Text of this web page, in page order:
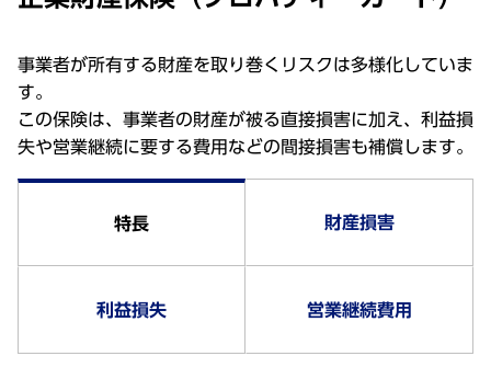
事業者が所有する財産を取り巻くリスクは多様化していま
す。
この保険は、事業者の財産が被る直接損害に加え、利益損
失や営業継続に要する費用などの間接損害も補償します。
特長 財産損害
利益損失 営業継続費用